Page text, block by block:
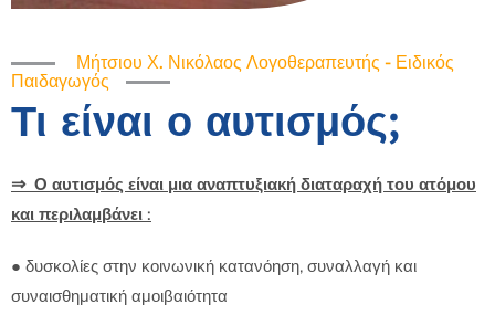
Μήτσιου Χ. Νικόλαος Λογοθεραπευτής - Ειδικός
Παιδαγωγός
Τι είναι ο αυτισμός;
⇒ Ο αυτισμός είναι μια αναπτυξιακή διαταραχή του ατόμου
και περιλαμβάνει :
● δυσκολίες στην κοινωνική κατανόηση, συναλλαγή και
συναισθηματική αμοιβαιότητα